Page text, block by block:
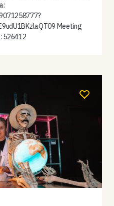
Meeting
526412